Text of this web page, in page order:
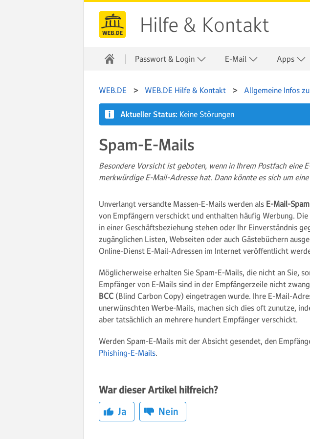
Hilfe & Kontakt
Passwort & Login E-Mail Apps
WEB.DE WEB.DE Hilfe & Kontakt Allgemeine Infos
Aktueller Status: Keine Störungen
Spam-E-Mails
Besondere Vorsicht ist geboten, wenn in Ihrem Postfach eine
merkwürdige E-Mail-Adresse hat. Dann könnte es sich um
Unverlangt versandte Massen-E-Mails werden als E-Mail-Spam
von Empfängern verschickt und enthalten häufig Werbung.
in einer Geschäftsbeziehung stehen oder Ihr Einverständnis
zugänglichen Listen, Webseiten oder auch Gästebüchern
Online-Dienst E-Mail-Adressen im Internet veröffentlicht
Möglicherweise erhalten Sie Spam-E-Mails, die nicht an Sie,
Empfänger von E-Mails sind in der Empfängerzeile nicht
BCC (Blind Carbon Copy) eingetragen wurde. Ihre E-Mail-
unerwünschten Werbe-Mails, machen sich dies oft zunutze,
aber tatsächlich an mehrere hundert Empfänger verschickt.
Werden Spam-E-Mails mit der Absicht gesendet, den
Phishing-E-Mails.
War dieser Artikel hilfreich?
Ja
Nein